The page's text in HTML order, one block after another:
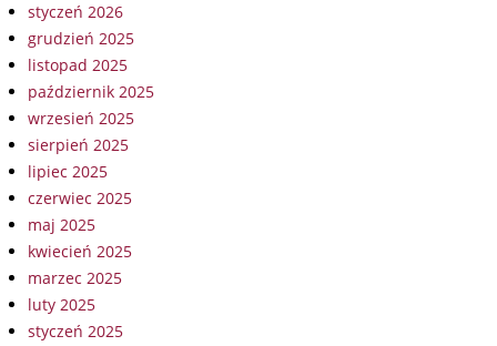
styczeń 2026
grudzień 2025
listopad 2025
październik 2025
wrzesień 2025
sierpień 2025
lipiec 2025
czerwiec 2025
maj 2025
kwiecień 2025
marzec 2025
luty 2025
styczeń 2025